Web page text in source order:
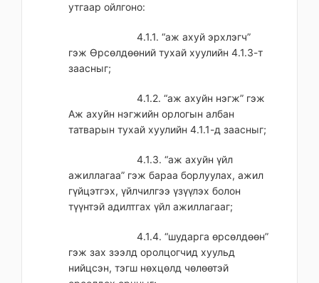
утгаар ойлгоно:
4.1.1. “аж ахуй эрхлэгч”
гэж Өрсөлдөөний тухай хуулийн 4.1.3-т
заасныг;
4.1.2. “аж ахуйн нэгж” гэж
Аж ахуйн нэгжийн орлогын албан
татварын тухай хуулийн 4.1.1-д заасныг;
4.1.3. “аж ахуйн үйл
ажиллагаа” гэж бараа борлуулах, ажил
гүйцэтгэх, үйлчилгээ үзүүлэх болон
түүнтэй адилтгах үйл ажиллагааг;
4.1.4. “шударга өрсөлдөөн”
гэж зах зээлд оролцогчид хуульд
нийцсэн, тэгш нөхцөлд чөлөөтэй